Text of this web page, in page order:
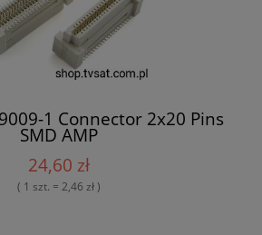
1 Connector 2x20 Pins
SMD AMP
24,60 zł
( 1 szt. = 2,46 zł )